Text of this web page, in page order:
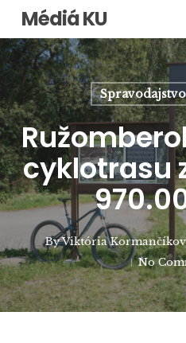
Skip
main
content
Médiá KU
Spravodajstvo
cyklotrasu
ByViktória
No